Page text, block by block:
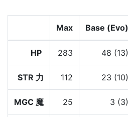
Max Base (Evo)
HP 283 48 (13)
STR 力 112 23 (10)
MGC 魔 25 3 (3)